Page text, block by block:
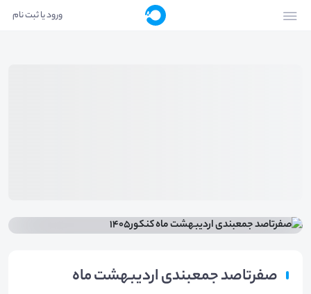
ورود یا ثبت نام
صفرتاصد جمعبندی اردیبهشت ماه